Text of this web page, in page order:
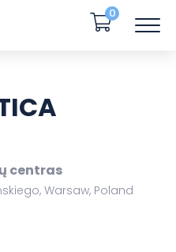
0
centras
Warsaw, Poland